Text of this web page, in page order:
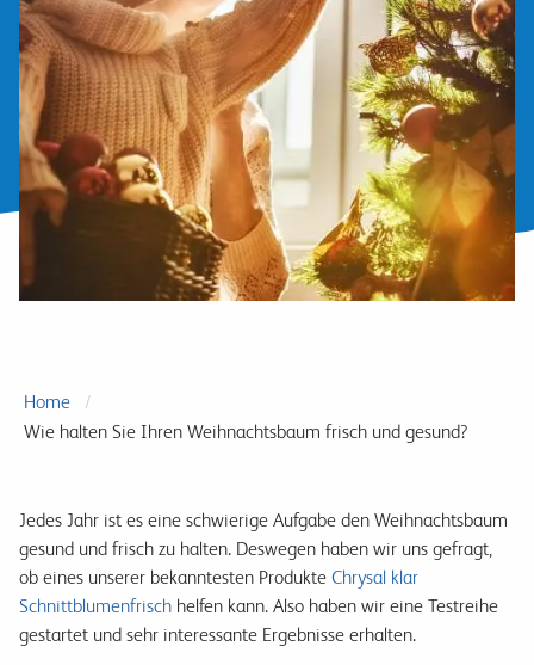
Home
Wie halten Sie Ihren Weihnachtsbaum frisch und gesund?
Jedes Jahr ist es eine schwierige Aufgabe den Weihnachtsbaum
gesund und frisch zu halten. Deswegen haben wir uns gefragt,
ob eines unserer bekanntesten Produkte Chrysal klar
Schnittblumenfrisch helfen kann. Also haben wir eine Testreihe
gestartet und sehr interessante Ergebnisse erhalten.